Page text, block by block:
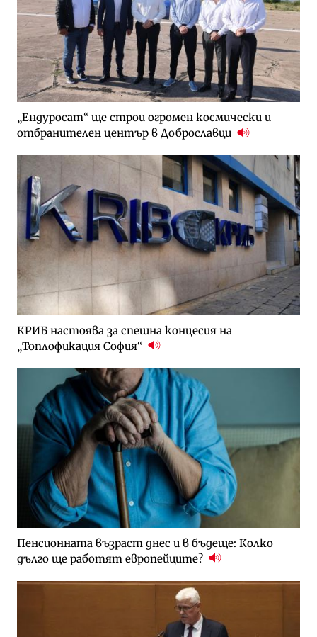
„Ендуросат“ ще строи огромен космически и
отбранителен център в Доброславци
КРИБ настоява за спешна концесия на
„Топлофикация София“
Пенсионната възраст днес и в бъдеще: Колко
дълго ще работят европейците?